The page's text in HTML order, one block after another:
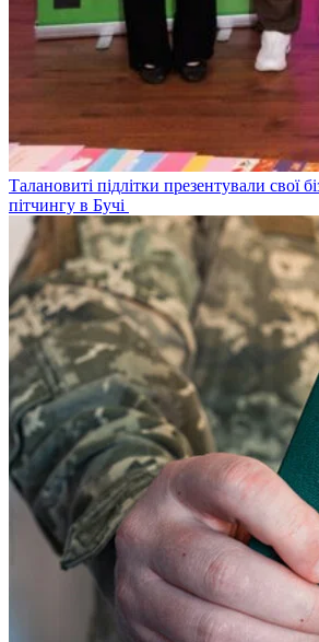
Талановиті підлітки презентували свої
пітчингу в Бучі